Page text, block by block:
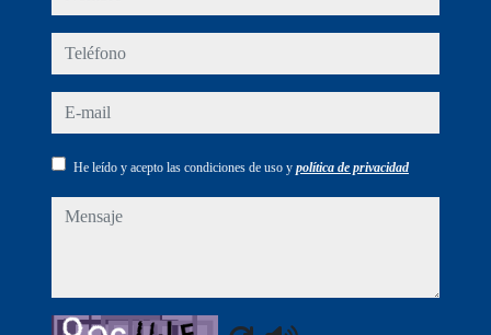
teléfono
e-mail
He leído y acepto las condiciones de uso y política de privacidad
mensaje
Captcha